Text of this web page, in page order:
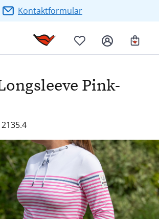
Kontaktformular
Pink-